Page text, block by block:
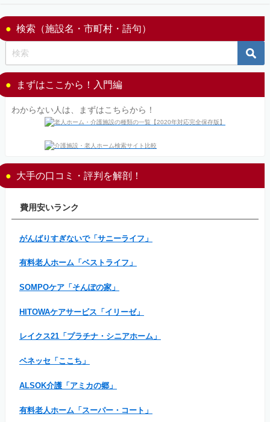
検索（施設名・市町村・語句）
まずはここから！入門編
わからない人は、まずはこちらから！
大手の口コミ・評判を解剖！
費用安いランク
がんばりすぎないで「サニーライフ」
有料老人ホーム「ベストライフ」
SOMPOケア「そんぽの家」
HITOWAケアサービス「イリーゼ」
レイクス21「プラチナ・シニアホーム」
ベネッセ「ここち」
ALSOK介護「アミカの郷」
有料老人ホーム「スーパー・コート」